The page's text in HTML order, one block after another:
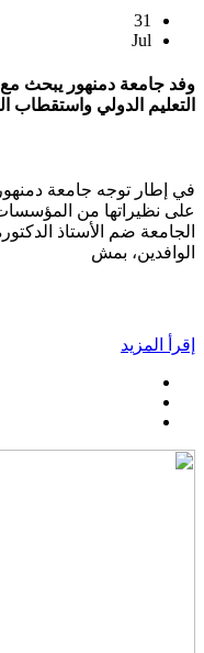
31
Jul
وفد جامعة دمنهور يبحث مع
التعليم الدولي واستقطاب
في إطار توجه جامعة دمنهور
على نظيراتها من
الجامعة ضم الأستاذ
الوافدين، بمش
إقرأ المزيد